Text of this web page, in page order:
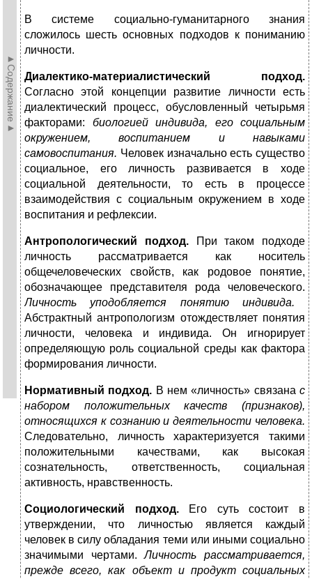
►Содержание►
В системе социально-гуманитарного знания
сложилось шесть основных подходов к пониманию
личности.
Диалектико-материалистический подход.
Согласно этой концепции развитие личности есть
диалектический процесс, обусловленный четырьмя
факторами: биологией индивида, его социальным
окружением, воспитанием и навыками
самовоспитания. Человек изначально есть существо
социальное, его личность развивается в ходе
социальной деятельности, то есть в процессе
взаимодействия с социальным окружением в ходе
воспитания и рефлексии.
Антропологический подход.
При таком подходе
личность рассматривается как носитель
общечеловеческих свойств, как родовое понятие,
обозначающее представителя рода человеческого.
Личность уподобляется понятию индивида.
Абстрактный антропологизм отождествляет понятия
личности, человека и индивида. Он игнорирует
определяющую роль социальной среды как фактора
формирования личности.
Нормативный подход. В нем «личность» связанас
набором положительных качеств (признаков),
относящихся к сознанию и деятельности человека.
Следовательно, личность характеризуется такими
положительными качествами, как высокая
сознательность, ответственность, социальная
активность, нравственность.
Социологический подход.Его суть состоит в
утверждении, что личностью является каждый
человек в силу обладания теми или иными социально
значимыми чертами.Личность рассматривается,
прежде всего, как объект и продукт социальных